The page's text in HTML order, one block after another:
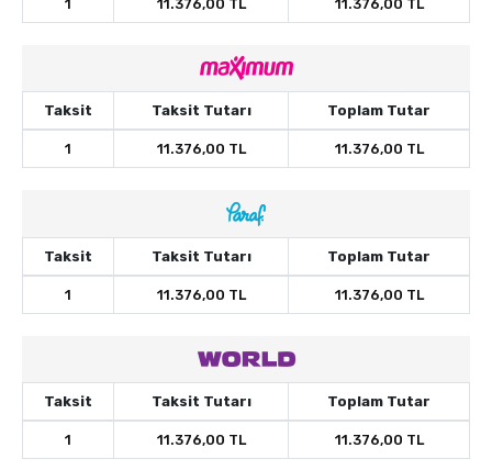
1 11.376,00 TL 11.376,00 TL
Taksit Taksit Tutarı Toplam Tutar
1 11.376,00 TL 11.376,00 TL
Taksit Taksit Tutarı Toplam Tutar
1 11.376,00 TL 11.376,00 TL
Taksit Taksit Tutarı Toplam Tutar
1 11.376,00 TL 11.376,00 TL